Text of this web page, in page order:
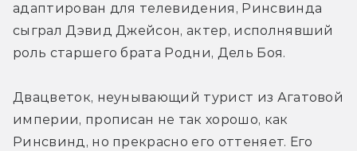
адаптирован для телевидения, Ринсвинда
сыграл Дэвид Джейсон, актер, исполнявший
роль старшего брата Родни, Дель Боя.
Двацветок, неунывающий турист из Агатовой
империи, прописан не так хорошо, как
Ринсвинд, но прекрасно его оттеняет. Его